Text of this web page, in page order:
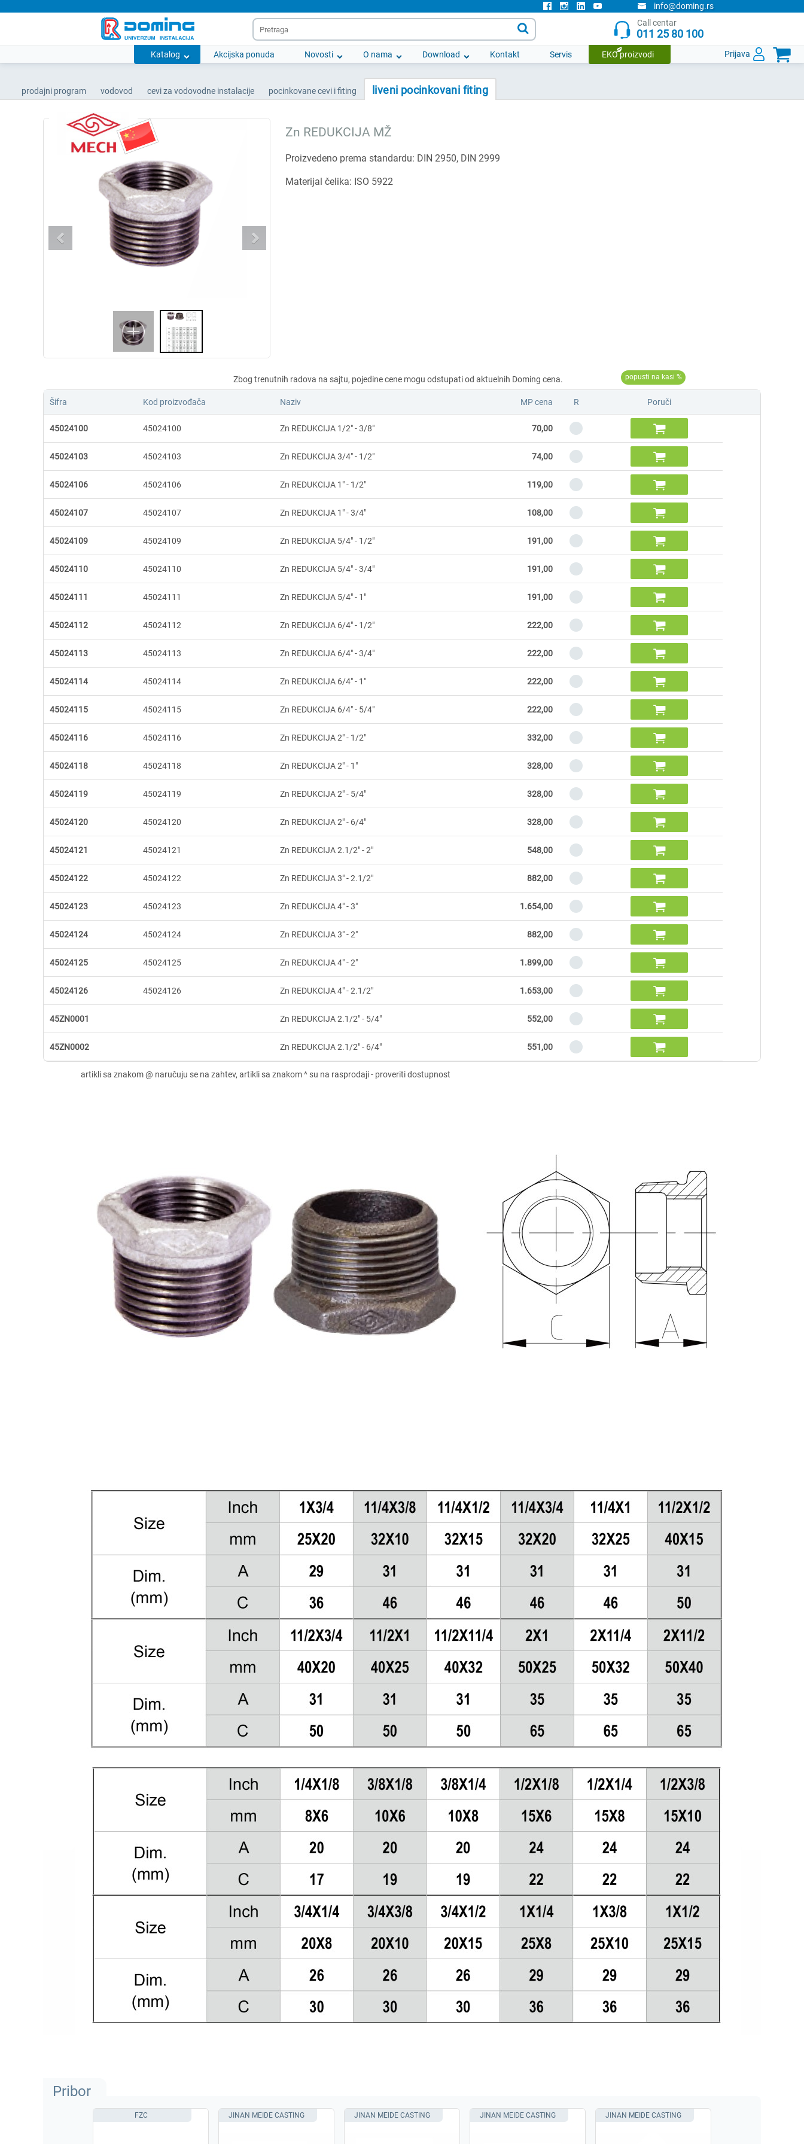
info@doming.rs
Call centar
011 25 80 100
Katalog Akcijska ponuda Novosti O nama Download Kontakt Servis EKO proizvodi Prijava 

prodajni program vodovod cevi za vodovodne instalacije pocinkovane cevi i fiting liveni pocinkovani fiting
Zn REDUKCIJA MŽ
Proizvedeno prema standardu: DIN 2950, DIN 2999
Materijal čelika: ISO 5922
Šifra Kod proizvođača Naziv MP cena R Poruči
45024100 45024100 Zn REDUKCIJA 1/2" - 3/8" 70,00 
45024103 45024103 Zn REDUKCIJA 3/4" - 1/2" 74,00 
45024106 45024106 Zn REDUKCIJA 1" - 1/2" 119,00 
45024107 45024107 Zn REDUKCIJA 1" - 3/4" 108,00 
45024109 45024109 Zn REDUKCIJA 5/4" - 1/2" 191,00 
45024110 45024110 Zn REDUKCIJA 5/4" - 3/4" 191,00 
45024111 45024111 Zn REDUKCIJA 5/4" - 1" 191,00 
45024112 45024112 Zn REDUKCIJA 6/4" - 1/2" 222,00 
45024113 45024113 Zn REDUKCIJA 6/4" - 3/4" 222,00 
45024114 45024114 Zn REDUKCIJA 6/4" - 1" 222,00 
45024115 45024115 Zn REDUKCIJA 6/4" - 5/4" 222,00 
45024116 45024116 Zn REDUKCIJA 2" - 1/2" 332,00 
45024118 45024118 Zn REDUKCIJA 2" - 1" 328,00 
45024119 45024119 Zn REDUKCIJA 2" - 5/4" 328,00 
45024120 45024120 Zn REDUKCIJA 2" - 6/4" 328,00 
45024121 45024121 Zn REDUKCIJA 2.1/2" - 2" 548,00 
45024122 45024122 Zn REDUKCIJA 3" - 2.1/2" 882,00 
45024123 45024123 Zn REDUKCIJA 4" - 3" 1.654,00 
45024124 45024124 Zn REDUKCIJA 3" - 2" 882,00 
45024125 45024125 Zn REDUKCIJA 4" - 2" 1.899,00 
45024126 45024126 Zn REDUKCIJA 4" - 2.1/2" 1.653,00 
45ZN0001 Zn REDUKCIJA 2.1/2" - 5/4" 552,00 
45ZN0002 Zn REDUKCIJA 2.1/2" - 6/4" 551,00 
Pribor
FZC JINAN MEIDE CASTING JINAN MEIDE CASTING JINAN MEIDE CASTING JINAN MEIDE CASTING